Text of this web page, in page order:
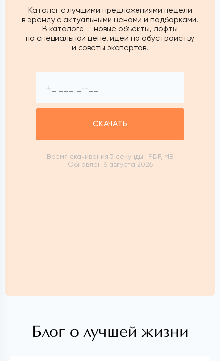
Каталог с лучшими предложениями недели
в аренду с актуальными ценами и подборками.
В каталоге — новые объекты, лофты
по специальной цене, идеи по обустройству
и советы экспертов.
СКАЧАТЬ
Время скачивания 3 секунды
PDF, MB
Обновлен 6 августа 2026
Блог о лучшей жизни